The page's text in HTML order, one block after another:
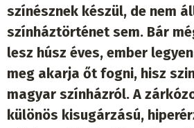
színésznek készül, de nem
színháztörténet sem. Bár
lesz húsz éves, ember
meg akarja őt fogni, hisz
magyar színházról. A
különös kisugárzású,